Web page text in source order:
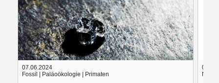
07.06.2024
Fossil | Paläoökologie | Primaten
Nach